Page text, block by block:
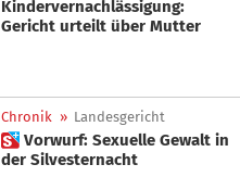
Kindervernachlässigung:
Gericht urteilt über Mutter
Chronik » Landesgericht
 Vorwurf: Sexuelle Gewalt in
der Silvesternacht